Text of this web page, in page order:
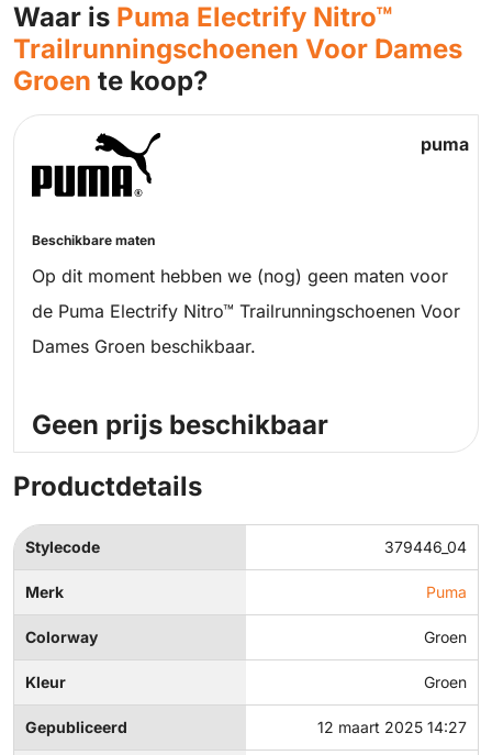
Waar is Puma Electrify Nitro™
Trailrunningschoenen Voor Dames
Groen te koop?
puma
Beschikbare maten
Op dit moment hebben we (nog) geen maten voor
de Puma Electrify Nitro™ Trailrunningschoenen Voor
Dames Groen beschikbaar.
Geen prijs beschikbaar
Productdetails
Stylecode 379446_04
Merk Puma
Colorway Groen
Kleur Groen
Gepubliceerd 12 maart 2025 14:27